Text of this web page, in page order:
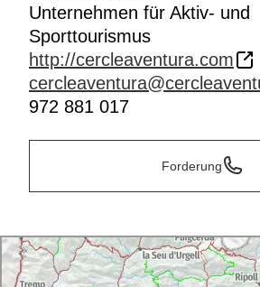
Unternehmen für Aktiv- und
Sporttourismus
http://cercleaventura.com
972 881 017
Forderung